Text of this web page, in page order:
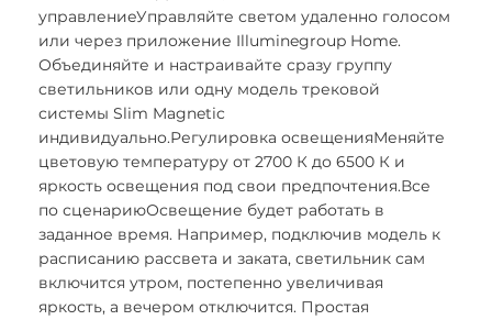
управлениеУправляйте светом удаленно голосом
или через приложение Illuminegroup Home.
Объединяйте и настраивайте сразу группу
светильников или одну модель трековой
системы Slim Magnetic
индивидуально.Регулировка освещенияМеняйте
цветовую температуру от 2700 К до 6500 К и
яркость освещения под свои предпочтения.Все
по сценариюОсвещение будет работать в
заданное время. Например, подключив модель к
расписанию рассвета и заката, светильник сам
включится утром, постепенно увеличивая
яркость, а вечером отключится. Простая